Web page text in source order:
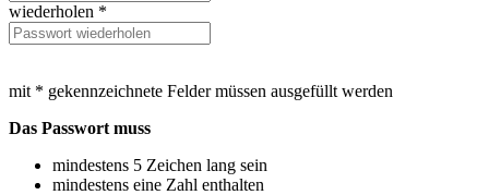
wiederholen *
mit * gekennzeichnete Felder müssen ausgefüllt werden
Das Passwort muss
mindestens 5 Zeichen lang sein
mindestens eine Zahl enthalten